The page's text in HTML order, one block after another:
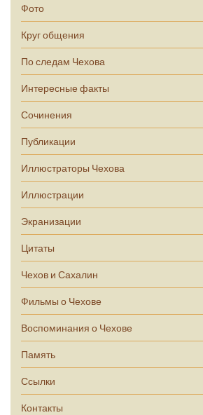
Фото
Круг общения
По следам Чехова
Интересные факты
Сочинения
Публикации
Иллюстраторы Чехова
Иллюстрации
Экранизации
Цитаты
Чехов и Сахалин
Фильмы о Чехове
Воспоминания о Чехове
Память
Ссылки
Контакты